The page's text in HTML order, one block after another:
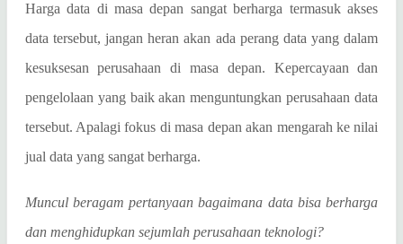
Harga data di masa depan sangat berharga termasuk akses
data tersebut, jangan heran akan ada perang data yang dalam
kesuksesan perusahaan di masa depan. Kepercayaan dan
pengelolaan yang baik akan menguntungkan perusahaan data
tersebut. Apalagi fokus di masa depan akan mengarah ke nilai
jual data yang sangat berharga.
Muncul beragam pertanyaan bagaimana data bisa berharga
dan menghidupkan sejumlah perusahaan teknologi?